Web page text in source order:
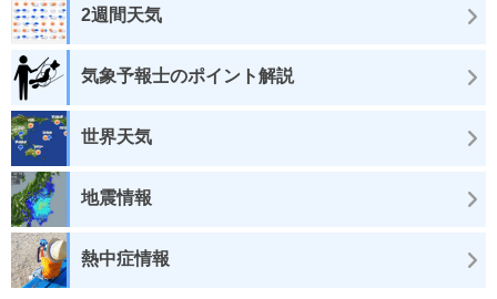
2週間天気
気象予報士のポイント解説
世界天気
地震情報
熱中症情報